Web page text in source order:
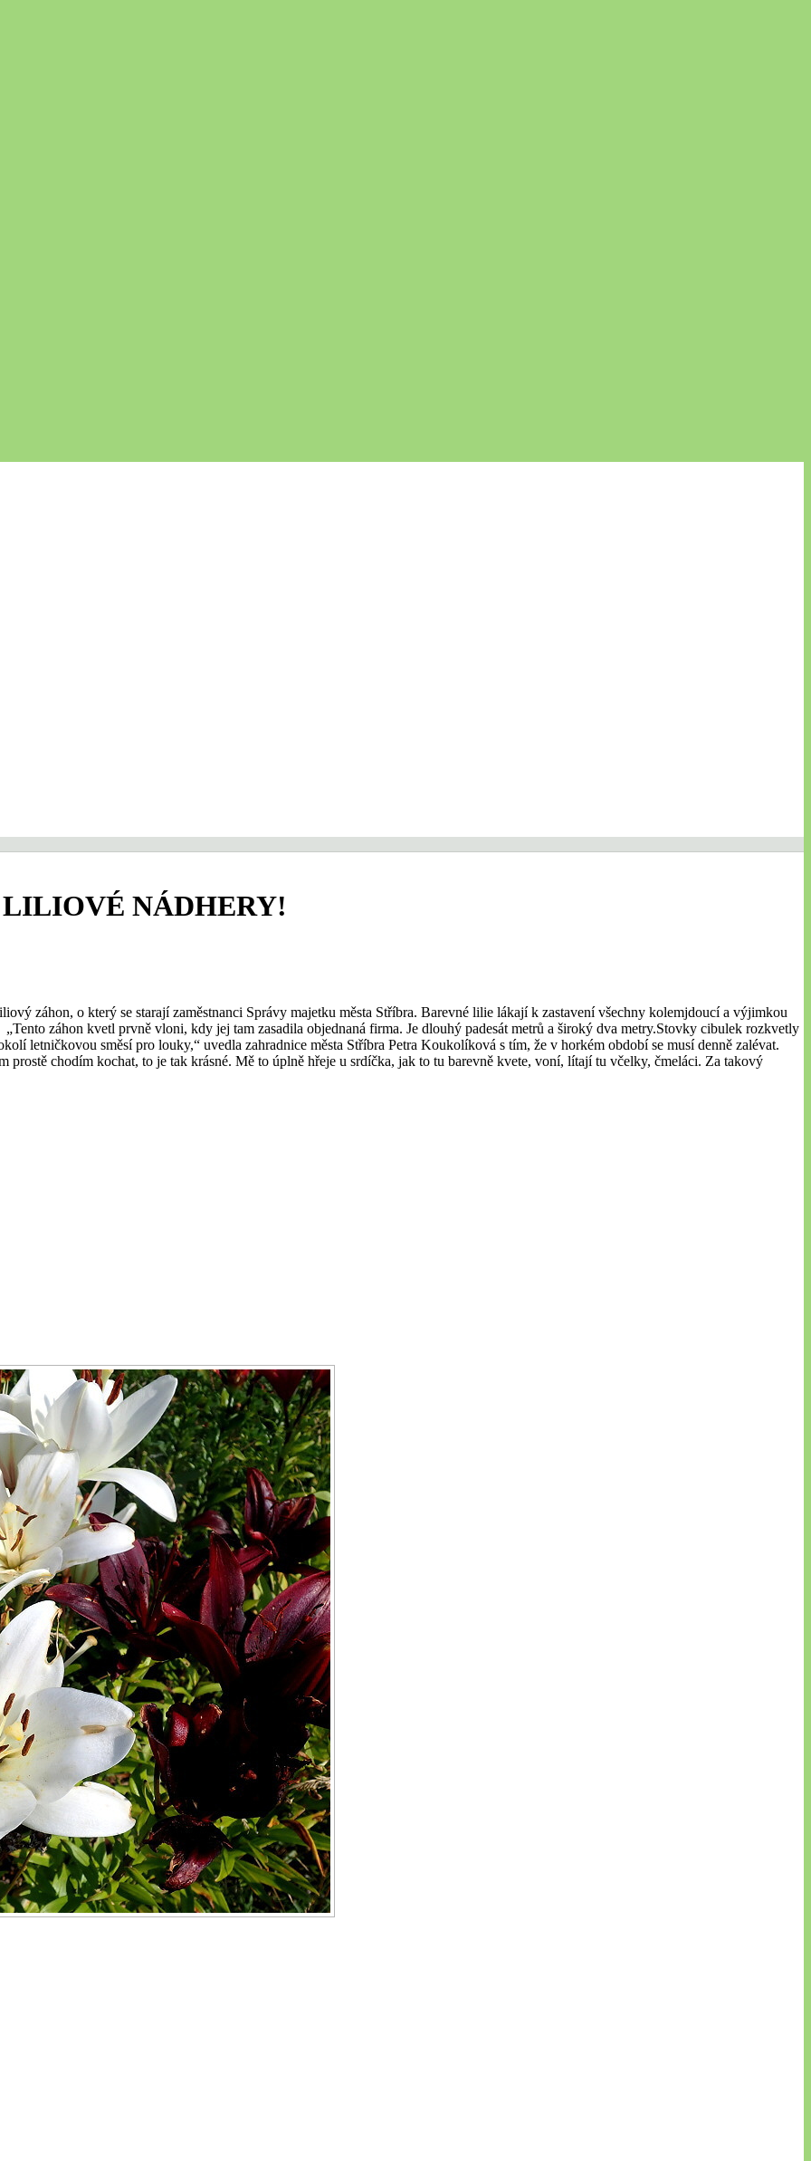
NÁDHERY!
záhon, o který se starají zaměstnanci Správy majetku města Stříbra. Barevné lilie lákají k zastavení všechny kolemjdoucí a výjimkou
záhon kvetl prvně vloni, kdy jej tam zasadila objednaná firma. Je dlouhý padesát metrů a široký dva metry.Stovky cibulek rozkvetly
letničkovou směsí pro louky,“ uvedla zahradnice města Stříbra Petra Koukolíková s tím, že v horkém období se musí denně zalévat.
prostě chodím kochat, to je tak krásné. Mě to úplně hřeje u srdíčka, jak to tu barevně kvete, voní, lítají tu včelky, čmeláci. Za takový